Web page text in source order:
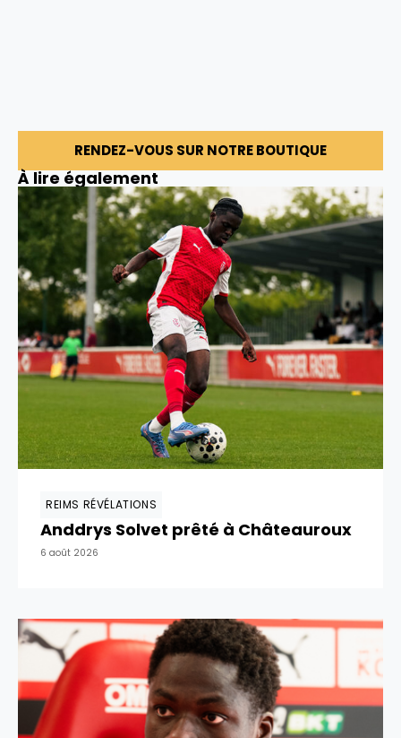
RENDEZ-VOUS SUR NOTRE BOUTIQUE
À lire également
REIMS RÉVÉLATIONS
Anddrys Solvet prêté à Châteauroux
6 août 2026